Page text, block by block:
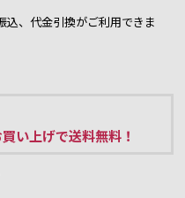
込、代金引換がご利用できま
い上げで送料無料！